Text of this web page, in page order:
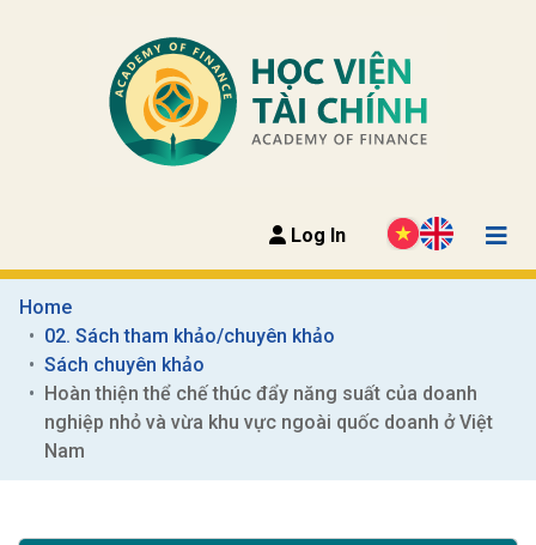
Log In
Home
02. Sách tham khảo/chuyên khảo
Sách chuyên khảo
Hoàn thiện thể chế thúc đẩy năng suất của doanh
nghiệp nhỏ và vừa khu vực ngoài quốc doanh ở Việt
Nam